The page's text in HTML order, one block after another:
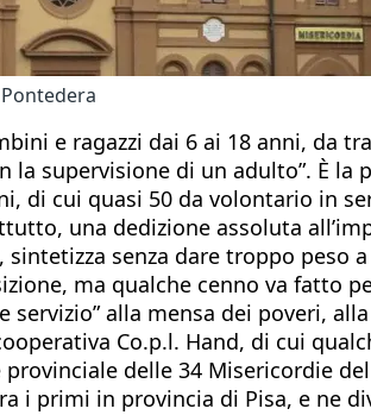
e ragazzi dai 6 ai 18 anni, da
supervisione di un adulto”. È
di cui quasi 50 da volontario in
una dedizione assoluta
senza dare troppo peso
ma qualche cenno va fatto
alla mensa dei poveri,
Co.p.l. Hand, di cui
delle 34 Misericordie
i primi in provincia di Pisa, e ne